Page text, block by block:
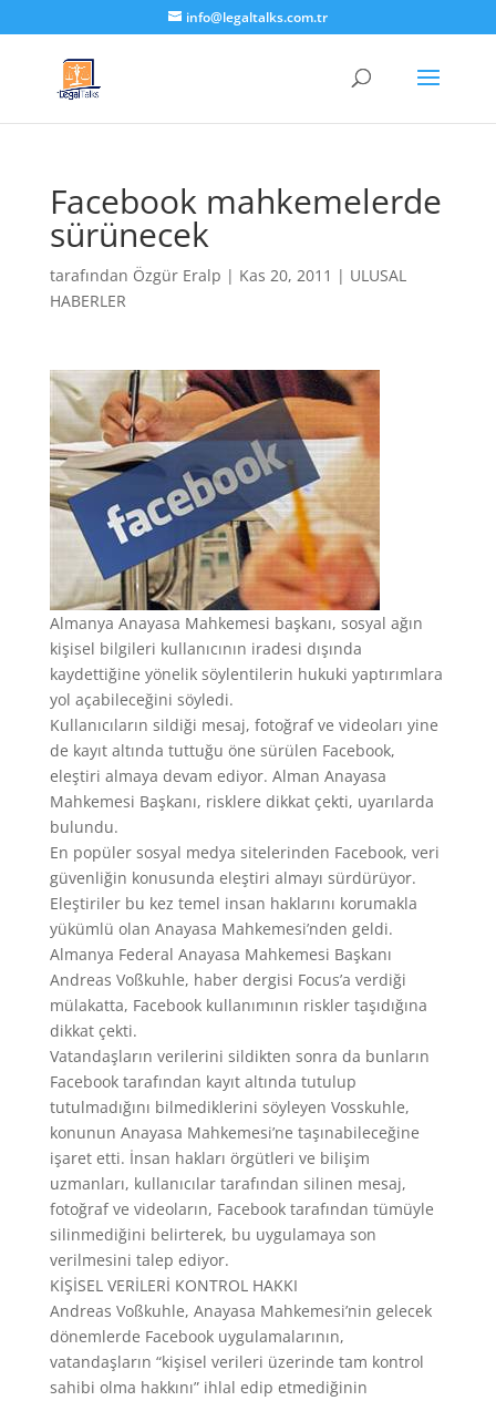
info@legaltalks.com.tr
Facebook mahkemelerde
sürünecek
tarafından Özgür Eralp | Kas 20, 2011 | ULUSAL
HABERLER
Almanya Anayasa Mahkemesi başkanı, sosyal ağın
kişisel bilgileri kullanıcının iradesi dışında
kaydettiğine yönelik söylentilerin hukuki yaptırımlara
yol açabileceğini söyledi.
Kullanıcıların sildiği mesaj, fotoğraf ve videoları yine
de kayıt altında tuttuğu öne sürülen Facebook,
eleştiri almaya devam ediyor. Alman Anayasa
Mahkemesi Başkanı, risklere dikkat çekti, uyarılarda
bulundu.
En popüler sosyal medya sitelerinden Facebook, veri
güvenliğin konusunda eleştiri almayı sürdürüyor.
Eleştiriler bu kez temel insan haklarını korumakla
yükümlü olan Anayasa Mahkemesi’nden geldi.
Almanya Federal Anayasa Mahkemesi Başkanı
Andreas Voßkuhle, haber dergisi Focus’a verdiği
mülakatta, Facebook kullanımının riskler taşıdığına
dikkat çekti.
Vatandaşların verilerini sildikten sonra da bunların
Facebook tarafından kayıt altında tutulup
tutulmadığını bilmediklerini söyleyen Vosskuhle,
konunun Anayasa Mahkemesi’ne taşınabileceğine
işaret etti. İnsan hakları örgütleri ve bilişim
uzmanları, kullanıcılar tarafından silinen mesaj,
fotoğraf ve videoların, Facebook tarafından tümüyle
silinmediğini belirterek, bu uygulamaya son
verilmesini talep ediyor.
KİŞİSEL VERİLERİ KONTROL HAKKI
Andreas Voßkuhle, Anayasa Mahkemesi’nin gelecek
dönemlerde Facebook uygulamalarının,
vatandaşların “kişisel verileri üzerinde tam kontrol
sahibi olma hakkını” ihlal edip etmediğinin